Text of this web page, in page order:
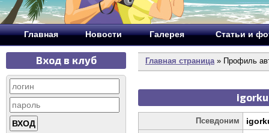
Главная Новости Галерея Статьи и
Вход в клуб Главная страница» Профиль
Псевдоним